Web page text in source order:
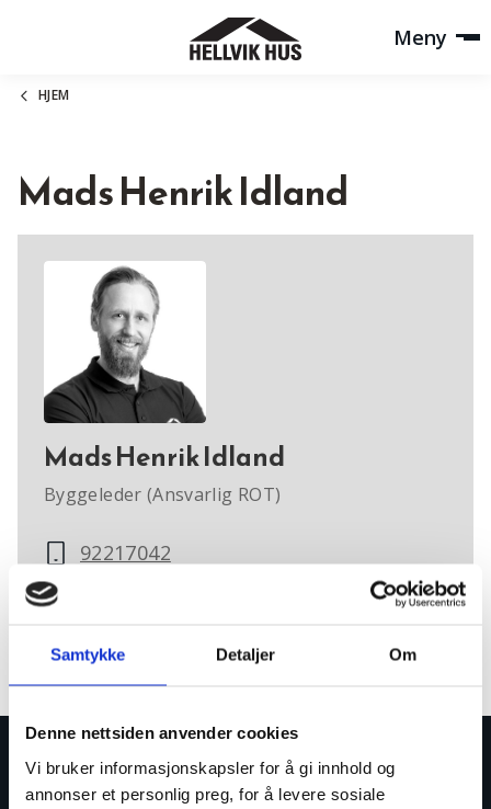
Samtykke Detaljer Om
Denne nettsiden anvender cookies
Vi bruker informasjonskapsler for å gi innhold og
annonser et personlig preg, for å levere sosiale
Meny
HJEM
Mads Henrik Idland
Mads Henrik Idland
Byggeleder (Ansvarlig ROT)
92217042
mads.henrik.idland@hellvikhus.no